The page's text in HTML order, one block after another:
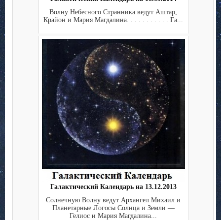
Волну Небесного Странника ведут Аштар,
Крайон и Мария Магдалина. . . . . . . . . . . Га...
Галактический Календарь на 13.12.2013
Солнечную Волну ведут Архангел Михаил и
Планетарные Логосы Солнца и Земли —
Гелиос и Мария Магдалина...